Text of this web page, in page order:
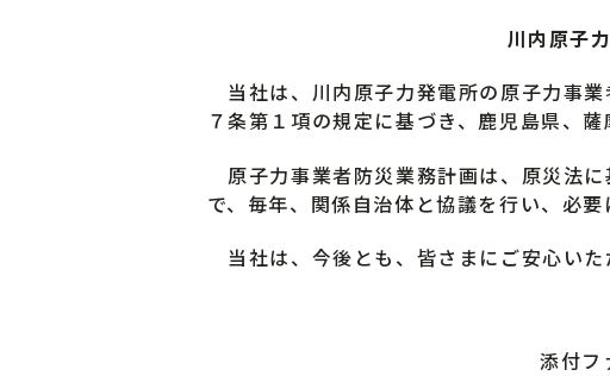
川内原子
当社は、川内原子力発電所の原子力事
７条第１項の規定に基づき、鹿児島県、
原子力事業者防災業務計画は、原災法
で、毎年、関係自治体と協議を行い、必要
当社は、今後とも、皆さまにご安心いた
添付フ